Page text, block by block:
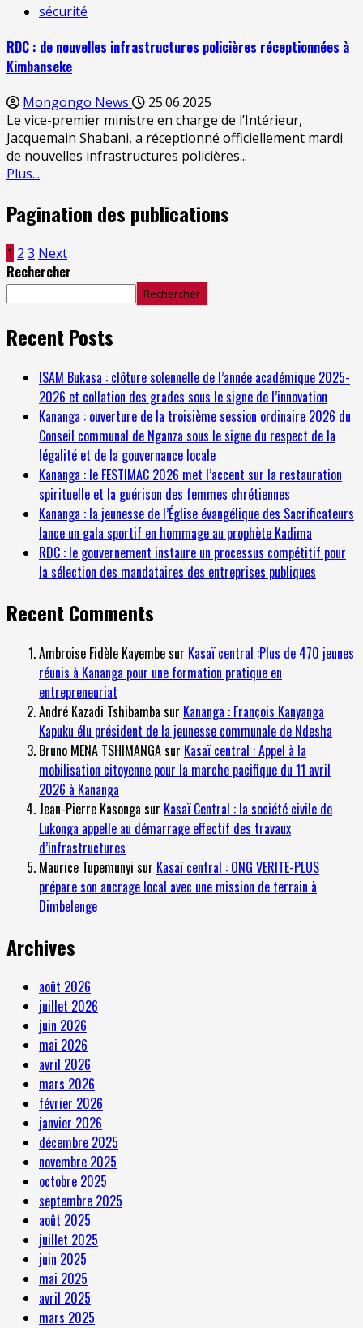
sécurité
RDC : de nouvelles infrastructures policières réceptionnées à
Kimbanseke
Mongongo News
25.06.2025
Le vice-premier ministre en charge de l’Intérieur,
Jacquemain Shabani, a réceptionné officiellement mardi
de nouvelles infrastructures policières...
Plus...
Pagination des publications
1 2 3 Next
Rechercher
Rechercher
Recent Posts
ISAM Bukasa : clôture solennelle de l’année académique 2025-
2026 et collation des grades sous le signe de l’innovation
Kananga : ouverture de la troisième session ordinaire 2026 du
Conseil communal de Nganza sous le signe du respect de la
légalité et de la gouvernance locale
Kananga : le FESTIMAC 2026 met l’accent sur la restauration
spirituelle et la guérison des femmes chrétiennes
Kananga : la jeunesse de l’Église évangélique des Sacrificateurs
lance un gala sportif en hommage au prophète Kadima
RDC : le gouvernement instaure un processus compétitif pour
la sélection des mandataires des entreprises publiques
Recent Comments
Ambroise Fidèle Kayembesur Kasaï central :Plus de 470 jeunes
réunis à Kananga pour une formation pratique en
entrepreneuriat
André Kazadi Tshibamba sur Kananga : François Kanyanga
Kapuku élu président de la jeunesse communale de Ndesha
Bruno MENA TSHIMANGAsur Kasaï central : Appel à la
mobilisation citoyenne pour la marche pacifique du 11 avril
2026 à Kananga
Jean-Pierre Kasonga sur Kasaï Central : la société civile de
Lukonga appelle au démarrage effectif des travaux
d’infrastructures
Maurice Tupemunyi sur Kasaï central : ONG VERITE-PLUS
prépare son ancrage local avec une mission de terrain à
Dimbelenge
Archives
août 2026
juillet 2026
juin 2026
mai 2026
avril 2026
mars 2026
février 2026
janvier 2026
décembre 2025
novembre 2025
octobre 2025
septembre 2025
août 2025
juillet 2025
juin 2025
mai 2025
avril 2025
mars 2025